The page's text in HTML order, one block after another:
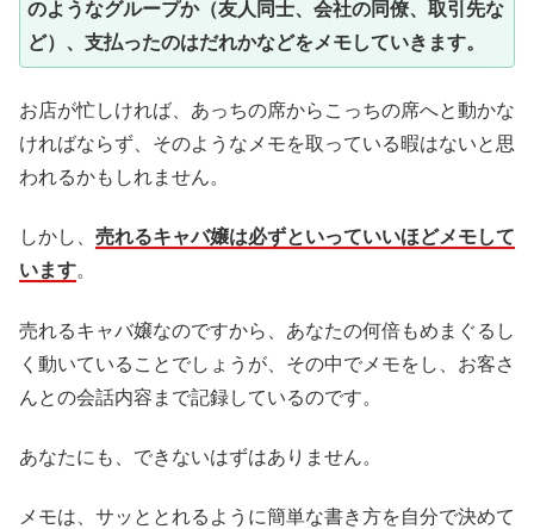
のようなグループか（友人同士、会社の同僚、取引先な
ど）、支払ったのはだれかなどをメモしていきます。
お店が忙しければ、あっちの席からこっちの席へと動かな
ければならず、そのようなメモを取っている暇はないと思
われるかもしれません。
しかし、 売れるキャバ嬢は必ずといっていいほどメモして
います。
売れるキャバ嬢なのですから、あなたの何倍もめまぐるし
く動いていることでしょうが、その中でメモをし、お客さ
んとの会話内容まで記録しているのです。
あなたにも、できないはずはありません。
メモは、サッととれるように簡単な書き方を自分で決めて